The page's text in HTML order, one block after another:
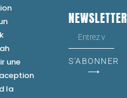
une
la
S'ABONNER
⟶